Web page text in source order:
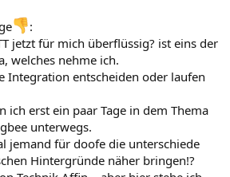
:
jetzt für mich überflüssig? ist eins der
welches nehme ich.
Integration entscheiden oder laufen
ich erst ein paar Tage in dem Thema
unterwegs.
jemand für doofe die unterschiede
Hintergründe näher bringen!?